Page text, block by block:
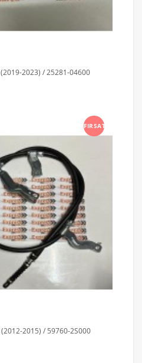
(2019-2023) / 25281-04600
FIRSAT
(2012-2015) / 59760-2S000